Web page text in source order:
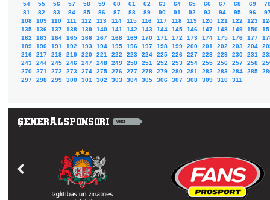
54
55 56 57 58 59 60 61 62 63 64 65 66 67 68 69
81
82 83 84 85 86 87 88 89 90 91 92 93 94 95 96
108
109 110 111 112 113 114 115 116 117 118 119 120 121 122 123
135
136 137 138 139 140 141 142 143 144 145 146 147 148 149 150
162
163 164 165 166 167 168 169 170 171 172 173 174 175 176 177
189
190 191 192 193 194 195 196 197 198 199 200 201 202 203 204
216
217 218 219 220 221 222 223 224 225 226 227 228 229 230 231
243
244 245 246 247 248 249 250 251 252 253 254 255 256 257 258
270
271 272 273 274 275 276 277 278 279 280 281 282 283 284 285
297
298 299 300 301 302 303 304 305 306 307 308 309 310 311